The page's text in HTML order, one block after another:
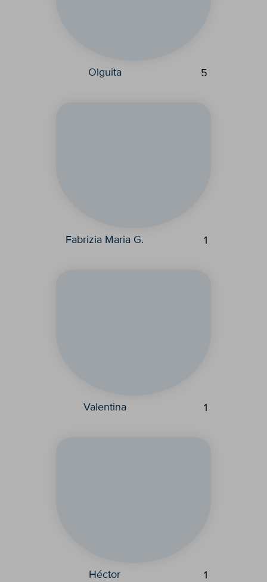
Olguita 5
Fabrizia Maria G. 1
Valentina 1
Héctor 1